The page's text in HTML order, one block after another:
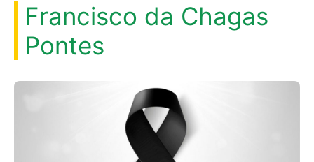
Francisco da Chagas
Pontes